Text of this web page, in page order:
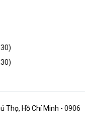
Thọ, Hồ Chí Minh - 0906